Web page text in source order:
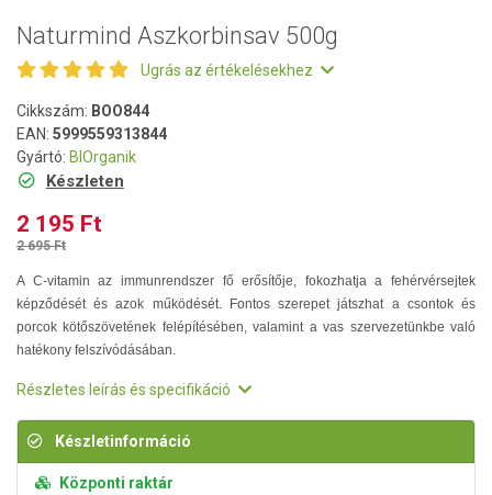
Naturmind Aszkorbinsav 500g
Ugrás az értékelésekhez
Cikkszám: BOO844
EAN: 5999559313844
Gyártó: BIOrganik
Készleten
2 195 Ft
2 695 Ft
A C-vitamin az immunrendszer fő erősítője, fokozhatja a fehérvérsejtek
képződését és azok működését. Fontos szerepet játszhat a csontok és
porcok kötőszövetének felépítésében, valamint a vas szervezetünkbe való
hatékony felszívódásában.
Részletes leírás és specifikáció
Készletinformáció
Központi raktár